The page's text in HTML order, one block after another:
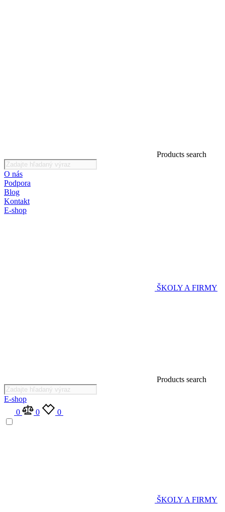
Products search
O nás
Podpora
Blog
Kontakt
E-shop
ŠKOLY A FIRMY
Products search
E-shop
0
0 0
ŠKOLY A FIRMY